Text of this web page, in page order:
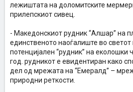
лежиштата на доломитските
прилепскиот сивец.
- Македонскиот рудник “Алшар” на
единственото наоѓалиште во светот
потенцијален “рудник” на еколошки
год. рудникот е евидентиран како
дел од мрежата на “Емералд” –
природни реткости.